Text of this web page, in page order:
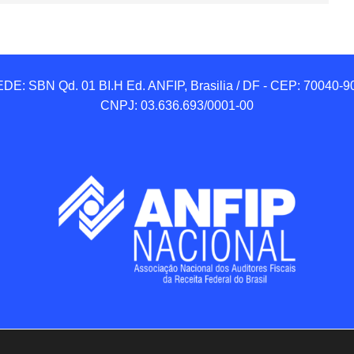
SBN Qd. 01 BI.H Ed. ANFIP, Brasilia / DF - CEP: 70040-
CNPJ: 03.636.693/0001-00